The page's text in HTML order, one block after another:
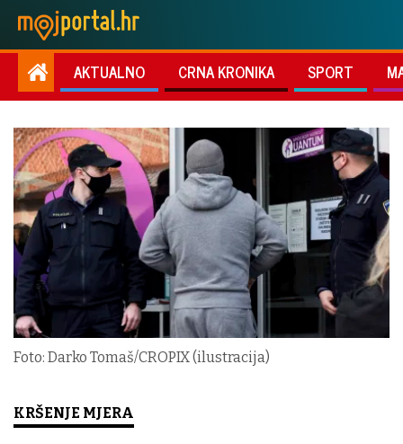
AKTUALNO CRNA KRONIKA SPORT
Foto: Darko Tomaš/CROPIX (ilustracija)
KRŠENJE MJERA